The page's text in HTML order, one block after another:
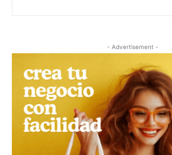
- Advertisement -